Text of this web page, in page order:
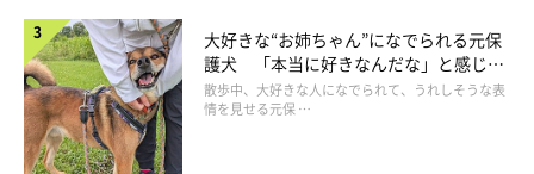
ナデ。パパさんになでてもらって、福くんの横顔はなんだか嬉し
そうですね！
ちなみにこのあと、福くんはパパさんとたっぷり遊んだとのこと
でした♪
大好きな“お姉ちゃん”になでられる元保
護犬 「本当に好きなんだな」と感じる
表情にほっこり
散歩中、大好きな人になでられて、うれしそうな表
情を見せる元保 …